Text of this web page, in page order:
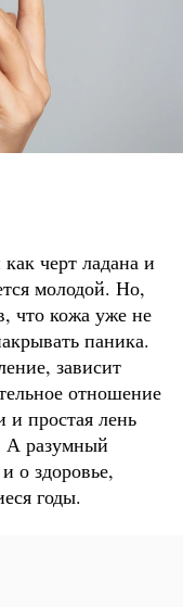
черт ладана и
молодой. Но,
что кожа уже не
паника.
зависит
отношение
и простая лень
А разумный
о здоровье,
годы.